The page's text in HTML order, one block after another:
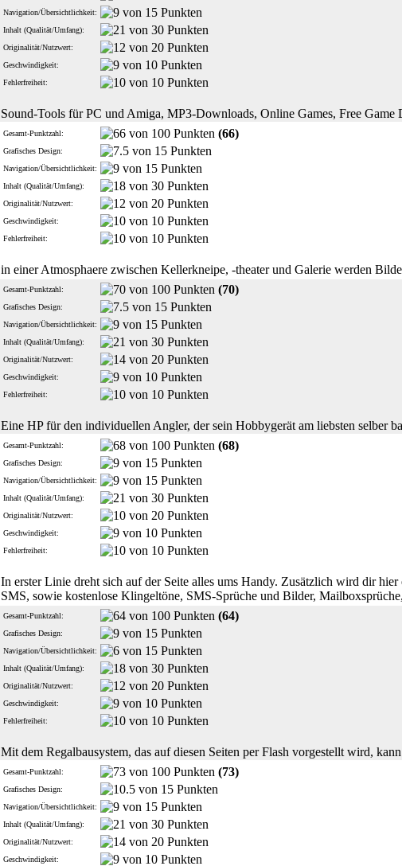
Navigation/Übersichtlichkeit:
Inhalt (Qualität/Umfang):
Originalität/Nutzwert:
Geschwindigkeit:
Fehlerfreiheit:
Sound-Tools für PC und Amiga, MP3-Downloads, Online Games, Free Game
Gesamt-Punktzahl: (66)
Grafisches Design:
Navigation/Übersichtlichkeit:
Inhalt (Qualität/Umfang):
Originalität/Nutzwert:
Geschwindigkeit:
Fehlerfreiheit:
in einer Atmosphaere zwischen Kellerkneipe, -theater und Galerie werden
Gesamt-Punktzahl: (70)
Grafisches Design:
Navigation/Übersichtlichkeit:
Inhalt (Qualität/Umfang):
Originalität/Nutzwert:
Geschwindigkeit:
Fehlerfreiheit:
Eine HP für den individuellen Angler, der sein Hobbygerät am liebsten selber
Gesamt-Punktzahl: (68)
Grafisches Design:
Navigation/Übersichtlichkeit:
Inhalt (Qualität/Umfang):
Originalität/Nutzwert:
Geschwindigkeit:
Fehlerfreiheit:
In erster Linie dreht sich auf der Seite alles ums Handy. Zusätzlich wird dir
SMS, sowie kostenlose Klingeltöne, SMS-Sprüche und Bilder,
Gesamt-Punktzahl: (64)
Grafisches Design:
Navigation/Übersichtlichkeit:
Inhalt (Qualität/Umfang):
Originalität/Nutzwert:
Geschwindigkeit:
Fehlerfreiheit:
Mit dem Regalbausystem, das auf diesen Seiten per Flash vorgestellt wird,
Gesamt-Punktzahl: (73)
Grafisches Design:
Navigation/Übersichtlichkeit:
Inhalt (Qualität/Umfang):
Originalität/Nutzwert:
Geschwindigkeit: